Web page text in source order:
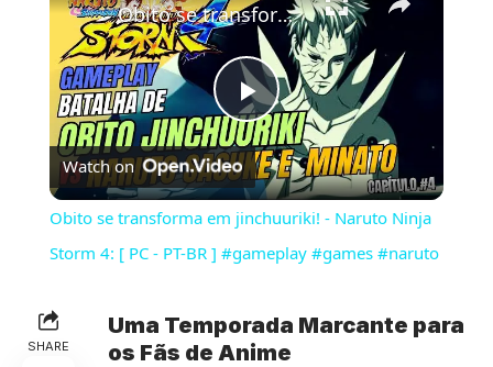
Play
Video
Obito se transforma em jinchuuriki! - Naruto Ninja Storm 4: [ PC - PT-BR ] #gameplay #games #naruto
Watch on
Obito se transforma em jinchuuriki! - Naruto Ninja
Storm 4: [ PC - PT-BR ] #gameplay #games #naruto
SHARE
Uma Temporada Marcante para
os Fãs de Anime